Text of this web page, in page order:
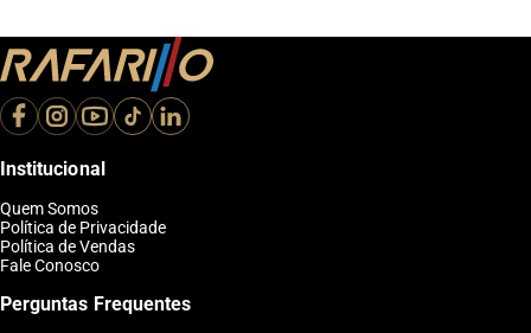
Institucional
Quem Somos
Política de Privacidade
Política de Vendas
Fale Conosco
Perguntas Frequentes